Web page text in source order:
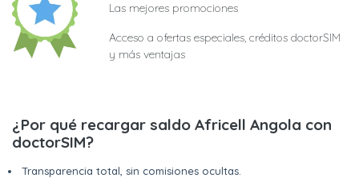
Las mejores promociones
Acceso a ofertas especiales, créditos doctorSIM
y más ventajas
¿Por qué recargar saldo Africell Angola con
doctorSIM?
Transparencia total, sin comisiones ocultas.